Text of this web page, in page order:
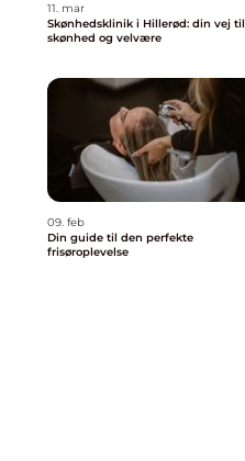
11. mar
Skønhedsklinik i Hillerød: din vej til
skønhed og velvære
09. feb
Din guide til den perfekte
frisøroplevelse